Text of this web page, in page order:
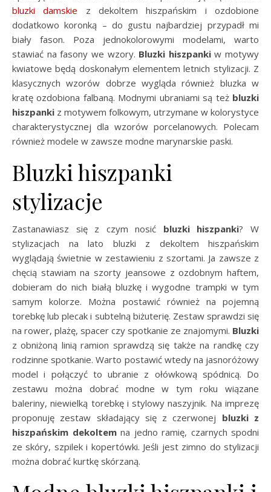
bluzki damskie z dekoltem hiszpańskim i ozdobione
dodatkowo koronką – do gustu najbardziej przypadł mi
biały fason. Poza jednokolorowymi modelami, warto
stawiać na fasony we wzory. Bluzki hiszpankiw motywy
kwiatowe będą doskonałym elementem letnich stylizacji. Z
klasycznych wzorów dobrze wygląda również bluzka w
kratę ozdobiona falbaną. Modnymi ubraniami są teżbluzki
hiszpanki z motywem folkowym, utrzymane w kolorystyce
charakterystycznej dla wzorów porcelanowych. Polecam
również modele w zawsze modne marynarskie paski.
Bluzki hiszpanki
stylizacje
Zastanawiasz się z czym nosić bluzki hiszpanki? W
stylizacjach na lato bluzki z dekoltem hiszpańskim
wyglądają świetnie w zestawieniu z szortami. Ja zawsze z
chęcią stawiam na szorty jeansowe z ozdobnym haftem,
dobieram do nich białą bluzkę i wygodne trampki w tym
samym kolorze. Można postawić również na pojemną
torebkę lub plecak i subtelną biżuterię. Zestaw sprawdzi się
na rower, plażę, spacer czy spotkanie ze znajomymi. Bluzki
z obniżoną linią ramion sprawdzą się także na randkę czy
rodzinne spotkanie. Warto postawić wtedy na jasnoróżowy
model i połączyć to ubranie z ołówkową spódnicą. Do
zestawu można dobrać modne w tym roku wiązane
baleriny, niewielką torebkę i stylowy naszyjnik. Na imprezę
proponuję zestaw składający się z czerwonej bluzki z
hiszpańskim dekoltemna jedno ramię, czarnych spodni
ze skóry, szpilek i kopertówki. Jeśli jest zimno do stylizacji
można dobrać kurtkę skórzaną.